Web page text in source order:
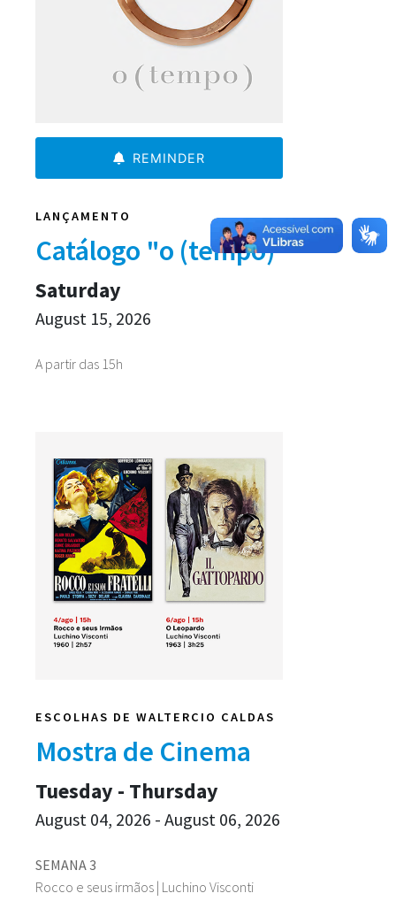
REMINDER
LANÇAMENTO
Catálogo "o (tempo)"
A partir das 15h
Saturday
August 15, 2026
ESCOLHAS DE WALTERCIO CALDAS
Mostra de Cinema
SEMANA 3
Rocco e seus irmãos | Luchino Visconti
Tuesday - Thursday
August 04, 2026 - August 06, 2026